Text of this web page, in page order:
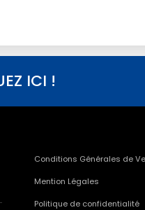
ICI !
Conditions Générales de
Mention Légales
Politique de confidentialité